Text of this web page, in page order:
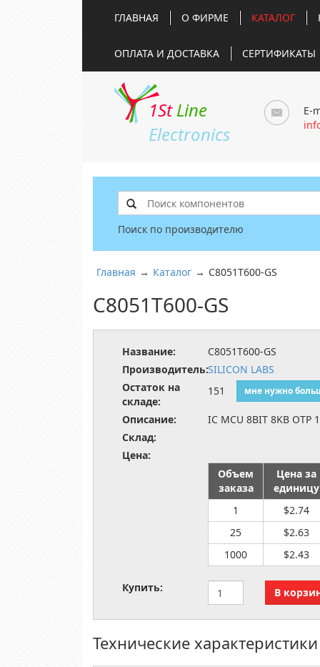
ГЛАВНАЯ О ФИРМЕ КАТАЛОГ
ОПЛАТА И ДОСТАВКА СЕРТИФИКАТЫ
1St Line
Electronics
E-
Поиск по производителю
Главная → Каталог → C8051T600-GS
C8051T600-GS
Название:
C8051T600-GS
Производитель:SILICON LABS
Остаток на
складе:
151 мне нужно
Описание:
IC MCU 8BIT 8KB OTP
Склад:
Цена:
Объем
заказа
Цена за
единицу
1
$2.74
25
$2.63
1000
$2.43
Купить:
Технические характеристики